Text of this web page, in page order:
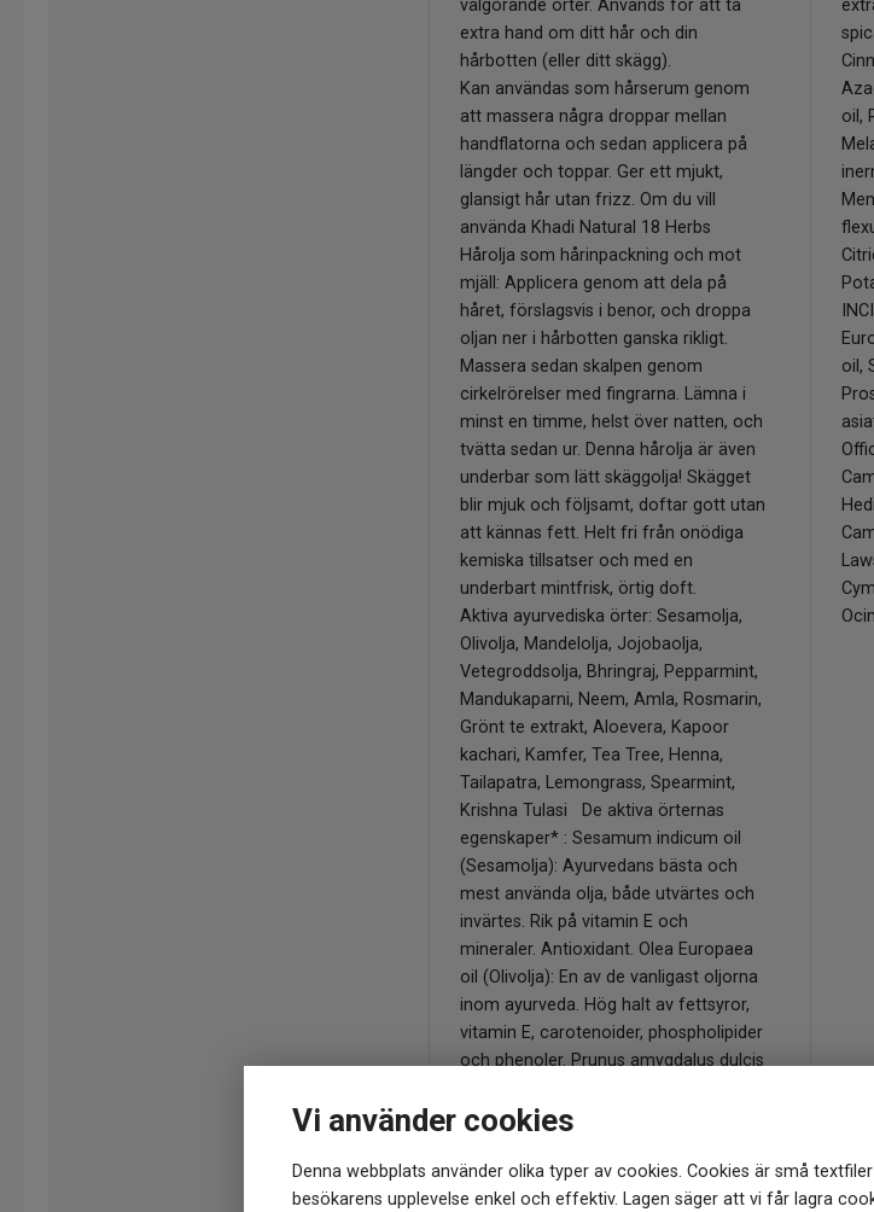
Vi använder cookies
Denna webbplats använder olika typer av cookies. Cookies är små
besökarens upplevelse enkel och effektiv. Lagen säger att vi får lagra
välgörande örter. Används för att ta
extra hand om ditt hår och din
hårbotten (eller ditt skägg).
Kan användas som hårserum genom
att massera några droppar mellan
handflatorna och sedan applicera på
längder och toppar. Ger ett mjukt,
glansigt hår utan frizz. Om du vill
använda Khadi Natural 18 Herbs
Hårolja som hårinpackning och mot
mjäll: Applicera genom att dela på
håret, förslagsvis i benor, och droppa
oljan ner i hårbotten ganska rikligt.
Massera sedan skalpen genom
cirkelrörelser med fingrarna. Lämna i
minst en timme, helst över natten, och
tvätta sedan ur. Denna hårolja är även
underbar som lätt skäggolja! Skägget
blir mjuk och följsamt, doftar gott utan
att kännas fett. Helt fri från onödiga
kemiska tillsatser och med en
underbart mintfrisk, örtig doft.
Aktiva ayurvediska örter: Sesamolja,
Olivolja, Mandelolja, Jojobaolja,
Vetegroddsolja, Bhringraj, Pepparmint,
Mandukaparni, Neem, Amla, Rosmarin,
Grönt te extrakt, Aloevera, Kapoor
kachari, Kamfer, Tea Tree, Henna,
Tailapatra, Lemongrass, Spearmint,
Krishna Tulasi De aktiva örternas
egenskaper* : Sesamum indicum oil
(Sesamolja): Ayurvedans bästa och
mest använda olja, både utvärtes och
invärtes. Rik på vitamin E och
mineraler. Antioxidant. Olea Europaea
oil (Olivolja): En av de vanligast oljorna
inom ayurveda. Hög halt av fettsyror,
vitamin E, carotenoider, phospholipider
och phenoler. Prunus amygdalus dulcis
fettsyror och triglycerid, gör håret
chinensis oil (Jojobaolja): Mjukgör,
återfuktar och ger håret glans ,rik på
oil,
oil,